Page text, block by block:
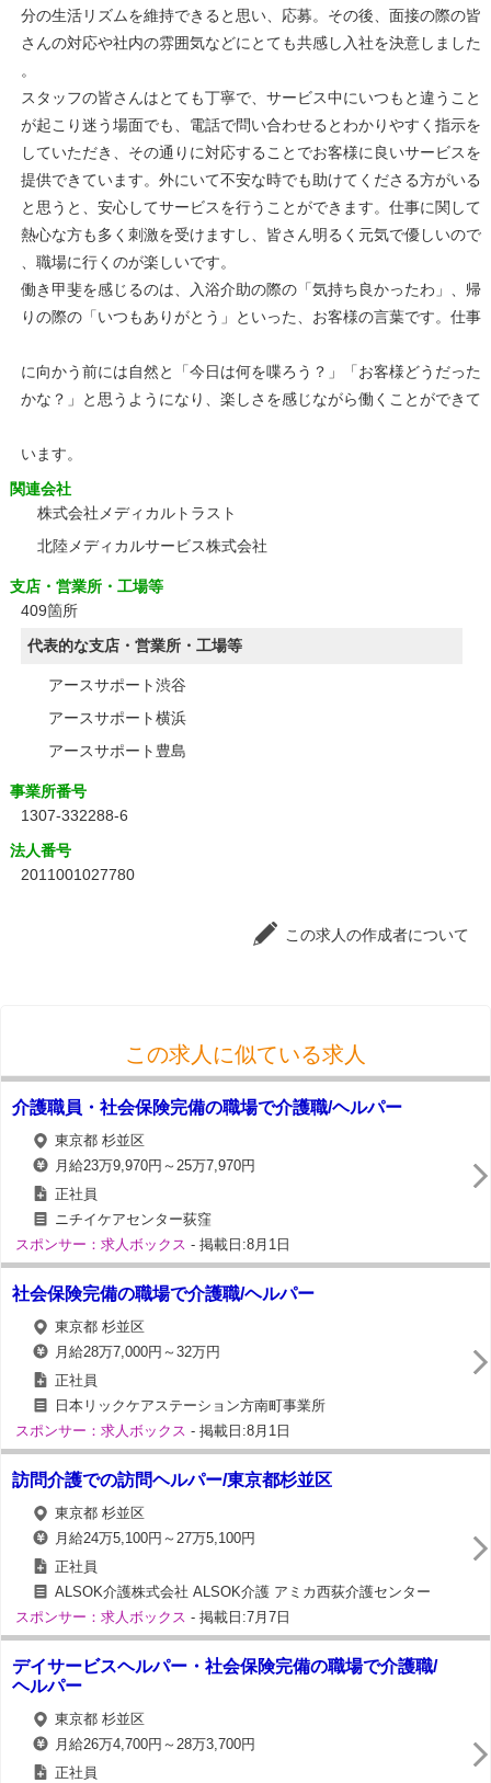
分の生活リズムを維持できると思い、応募。その後、面接の際の皆
さんの対応や社内の雰囲気などにとても共感し入社を決意しました
。
スタッフの皆さんはとても丁寧で、サービス中にいつもと違うこと
が起こり迷う場面でも、電話で問い合わせるとわかりやすく指示を
していただき、その通りに対応することでお客様に良いサービスを
提供できています。外にいて不安な時でも助けてくださる方がいる
と思うと、安心してサービスを行うことができます。仕事に関して
熱心な方も多く刺激を受けますし、皆さん明るく元気で優しいので
、職場に行くのが楽しいです。
働き甲斐を感じるのは、入浴介助の際の「気持ち良かったわ」、帰
りの際の「いつもありがとう」といった、お客様の言葉です。仕事
に向かう前には自然と「今日は何を喋ろう？」「お客様どうだった
かな？」と思うようになり、楽しさを感じながら働くことができて
います。
関連会社
株式会社メディカルトラスト
北陸メディカルサービス株式会社
支店・営業所・工場等
409箇所
代表的な支店・営業所・工場等
アースサポート渋谷
アースサポート横浜
アースサポート豊島
事業所番号
1307-332288-6
法人番号
2011001027780
この求人の作成者について
この求人に似ている求人
介護職員・社会保険完備の職場で介護職/ヘルパー
東京都 杉並区
月給23万9,970円～25万7,970円
正社員
ニチイケアセンター荻窪
スポンサー：求人ボックス - 掲載日:8月1日
社会保険完備の職場で介護職/ヘルパー
東京都 杉並区
月給28万7,000円～32万円
正社員
日本リックケアステーション方南町事業所
スポンサー：求人ボックス - 掲載日:8月1日
訪問介護での訪問ヘルパー/東京都杉並区
東京都 杉並区
月給24万5,100円～27万5,100円
正社員
ALSOK介護株式会社 ALSOK介護 アミカ西荻介護センター
スポンサー：求人ボックス - 掲載日:7月7日
デイサービスヘルパー・社会保険完備の職場で介護職/
ヘルパー
東京都 杉並区
月給26万4,700円～28万3,700円
正社員